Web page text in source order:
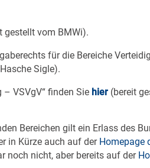
gestellt vom BMWi).
für die Bereiche
Sigle).
VSVgV“ finden Sie hier (bereit
Bereichen gilt ein Erlass des
in Kürze auch auf der Homepage
noch nicht, aber bereits auf der